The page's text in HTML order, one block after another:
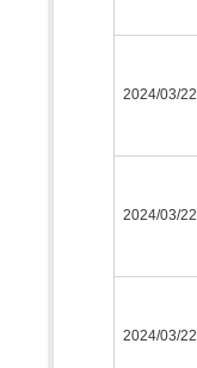
2024/03/22
2024/03/22
2024/03/22